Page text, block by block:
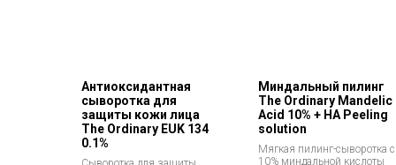
Антиоксидантная
сыворотка для
защиты кожи лица
The Ordinary EUK 134
0.1%
Миндальный пилинг
The Ordinary Mandelic
Acid 10% + HA Peeling
solution
Мягкая пилинг-сыворотка с
10% миндальной кислоты